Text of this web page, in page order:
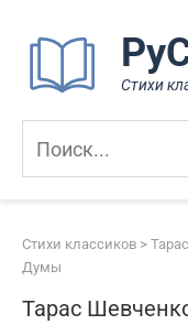
контенту
Стихи
Стихи классиков >
Думы
Тарас